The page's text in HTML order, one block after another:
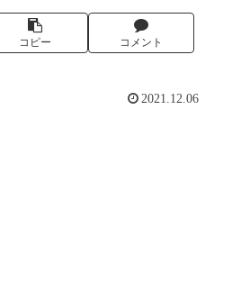
コピー コメント
2021.12.06